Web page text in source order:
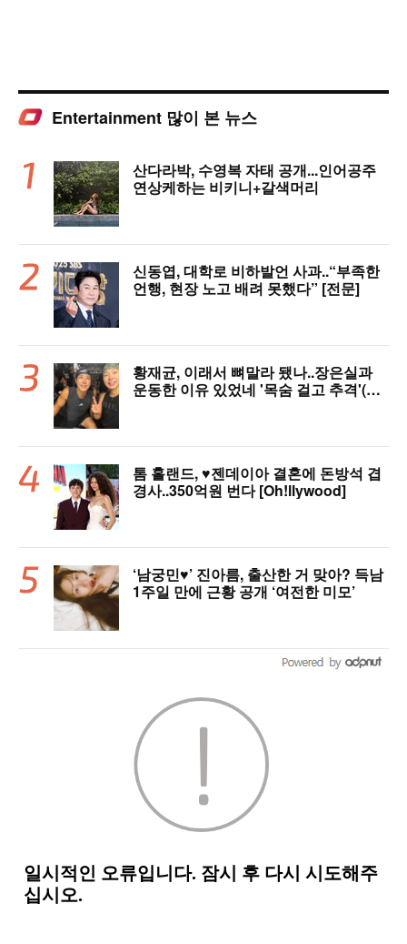
Entertainment 많이 본 뉴스
산다라박, 수영복 자태 공개...인어공주
연상케하는 비키니+갈색머리
신동엽, 대학로 비하발언 사과..“부족한
언행, 현장 노고 배려 못했다” [전문]
황재균, 이래서 뼈말라 됐나..장은실과
운동한 이유 있었네 '목숨 걸고 추격'(술
톰 홀랜드, ♥︎젠데이아 결혼에 돈방석 겹
경사..350억원 번다 [Oh!llywood]
‘남궁민♥’ 진아름, 출산한 거 맞아? 득남
1주일 만에 근황 공개 ‘여전한 미모’